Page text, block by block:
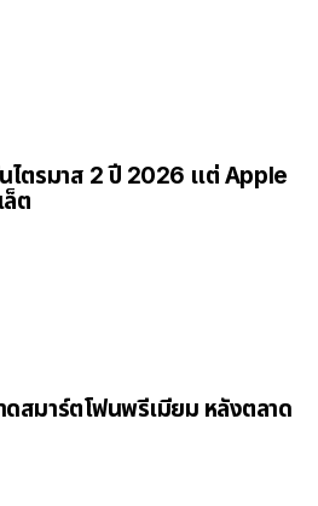
ไตรมาส 2 ปี 2026 แต่ Apple
ต
สมาร์ตโฟนพรีเมียม หลังตลาด